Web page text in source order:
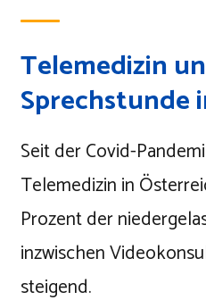
Telemedizin
Sprechstunde
Seit der Covid-
Telemedizin in
Prozent der
inzwischen
steigend.